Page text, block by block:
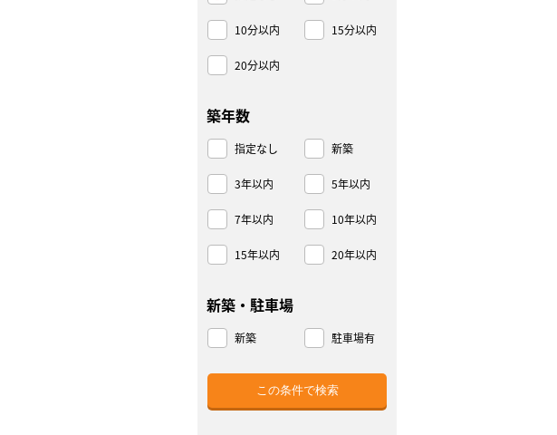
10分以内 15分以内
20分以内
築年数
指定なし 新築
3年以内 5年以内
7年以内 10年以内
15年以内 20年以内
新築・駐車場
新築 駐車場有